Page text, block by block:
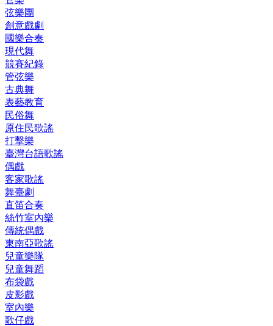
弦樂團
創意戲劇
國樂合奏
現代舞
競賽紀錄
管弦樂
古典舞
表藝教育
民俗舞
原住民歌謠
打擊樂
臺灣台語歌謠
偶戲
客家歌謠
舞臺劇
直笛合奏
絲竹室內樂
傳統偶戲
東南亞歌謠
兒童樂隊
兒童舞蹈
布袋戲
皮影戲
室內樂
歌仔戲